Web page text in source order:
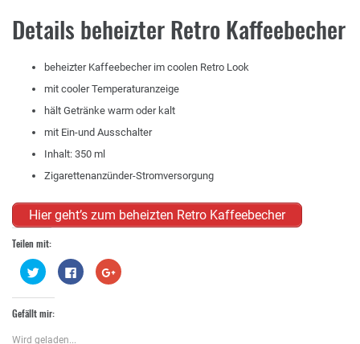
Details beheizter Retro Kaffeebecher
beheizter Kaffeebecher im coolen Retro Look
mit cooler Temperaturanzeige
hält Getränke warm oder kalt
mit Ein-und Ausschalter
Inhalt: 350 ml
Zigarettenanzünder-Stromversorgung
Hier geht’s zum beheizten Retro Kaffeebecher
Teilen mit:
Klick,
um
Twitter
zu
teilen
in
Klick,
um
Zum
Teilen
Gefällt mir:
Wird geladen...